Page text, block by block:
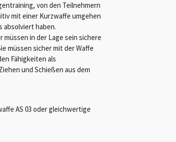
von den Teilnehmern
mit einer Kurzwaffe umgehen
absolviert haben.
in der Lage sein sichere
müssen sicher mit der Waffe
Fähigkeiten als
und Schießen aus dem
AS 03 oder gleichwertige